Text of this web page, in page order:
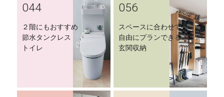
044
２階にもおすすめ
節水タンクレス
トイレ
056
スペースに合わせて
自由にプランできる
玄関収納